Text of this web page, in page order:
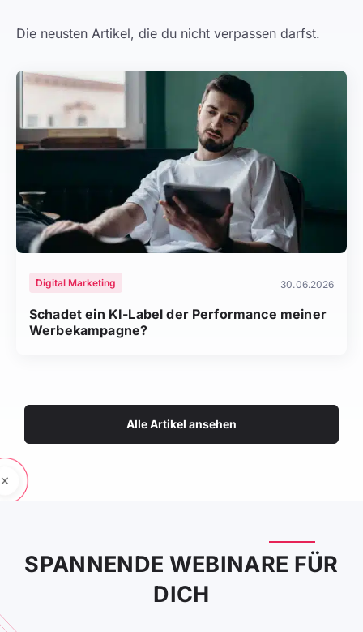
Die neusten Artikel, die du nicht verpassen darfst.
Digital Marketing 30.06.2026
Schadet ein KI-Label der Performance meiner
Werbekampagne?
Alle Artikel ansehen
SPANNENDE WEBINARE FÜR
DICH